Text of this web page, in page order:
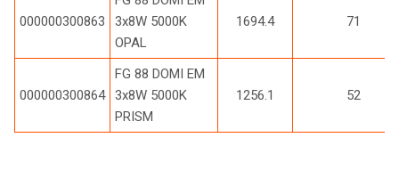
000000300863
3x8W 5000K
OPAL
1694.4 71
000000300864
FG 88 DOMI EM
3x8W 5000K
PRISM
1256.1 52